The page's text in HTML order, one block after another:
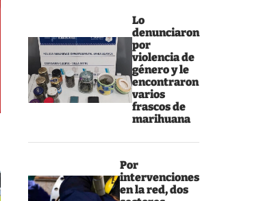
Lo
denunciaron
por
violencia de
género y le
encontraron
varios
frascos de
marihuana
Por
intervenciones
en la red, dos